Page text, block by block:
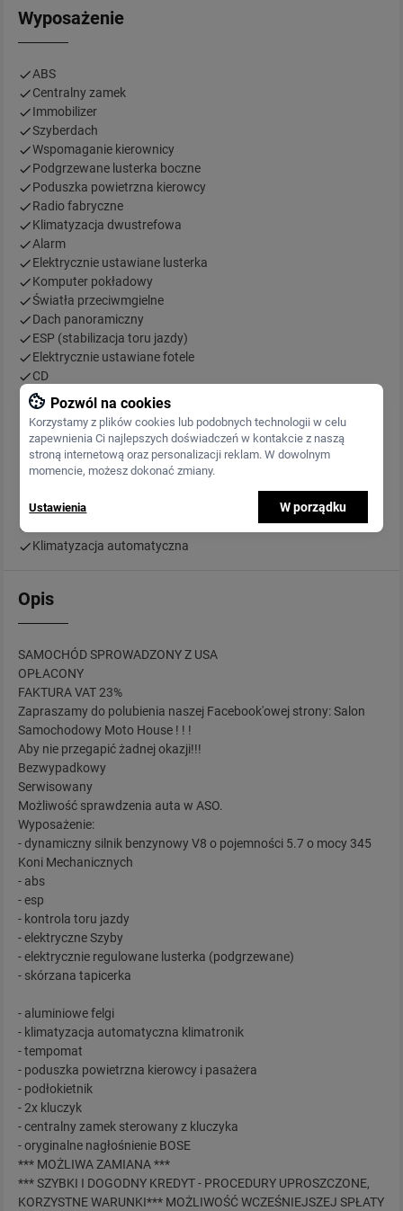
Wyposażenie
ABS
Centralny zamek
Immobilizer
Szyberdach
Wspomaganie kierownicy
Podgrzewane lusterka boczne
Poduszka powietrzna kierowcy
Radio fabryczne
Klimatyzacja dwustrefowa
Alarm
Elektrycznie ustawiane lusterka
Komputer pokładowy
Światła przeciwmgielne
Dach panoramiczny
ESP (stabilizacja toru jazdy)
Elektrycznie ustawiane fotele
CD
Tapicerka skórzana
Alufelgi
Elektryczne szyby przednie
ASR (kontrola trakcji)
Tempomat
Poduszka powietrzna pasażera
Klimatyzacja automatyczna
Opis
SAMOCHÓD SPROWADZONY Z USA
OPŁACONY
FAKTURA VAT 23%
Zapraszamy do polubienia naszej Facebook'owej strony: Salon
Samochodowy Moto House ! ! !
Aby nie przegapić żadnej okazji!!!
Bezwypadkowy
Serwisowany
Możliwość sprawdzenia auta w ASO.
Wyposażenie:
- dynamiczny silnik benzynowy V8 o pojemności 5.7 o mocy 345
Koni Mechanicznych
- abs
- esp
- kontrola toru jazdy
- elektryczne Szyby
- elektrycznie regulowane lusterka (podgrzewane)
- skórzana tapicerka
- aluminiowe felgi
- klimatyzacja automatyczna klimatronik
- tempomat
- poduszka powietrzna kierowcy i pasażera
- podłokietnik
- 2x kluczyk
- centralny zamek sterowany z kluczyka
- oryginalne nagłośnienie BOSE
*** MOŻLIWA ZAMIANA ***
*** SZYBKI I DOGODNY KREDYT - PROCEDURY UPROSZCZONE,
KORZYSTNE WARUNKI*** MOŻLIWOŚĆ WCZEŚNIEJSZEJ SPŁATY
Pozwól na cookies
Korzystamy z plików cookies lub podobnych technologii w celu
zapewnienia Ci najlepszych doświadczeń w kontakcie z naszą
stroną internetową oraz personalizacji reklam. W dowolnym
momencie, możesz dokonać zmiany.
Ustawienia W porządku